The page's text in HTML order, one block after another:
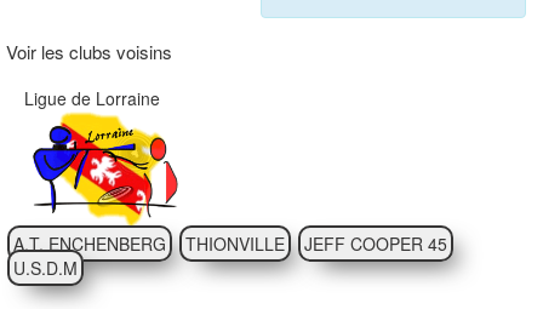
Voir les clubs voisins
Ligue de Lorraine
A.T. ENCHENBERG THIONVILLE
JEFF COOPER 45
U.S.D.M